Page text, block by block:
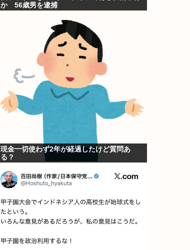
か 56歳男を逮捕
現金一切使わず2年が経過したけど質問あ
る？